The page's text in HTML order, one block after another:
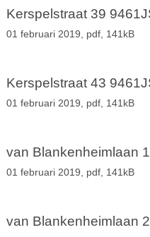
Kerspelstraat 39
01 februari 2019, pdf, 141kB
Kerspelstraat 43
01 februari 2019, pdf, 141kB
van Blankenheimlaan
01 februari 2019, pdf, 141kB
van Blankenheimlaan